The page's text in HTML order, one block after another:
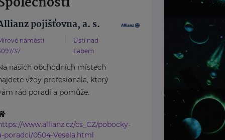
pojišťovna, a. s.
náměstí
37
Ústí nad
Labem
našich obchodních místech
vždy profesionála, který
rád poradí a pomůže.
www.allianz.cz/cs_CZ/pobocky-
poradci/0504-Vesela.html